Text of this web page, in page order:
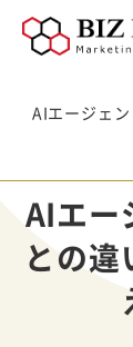
AIエージェ
AIエー
との